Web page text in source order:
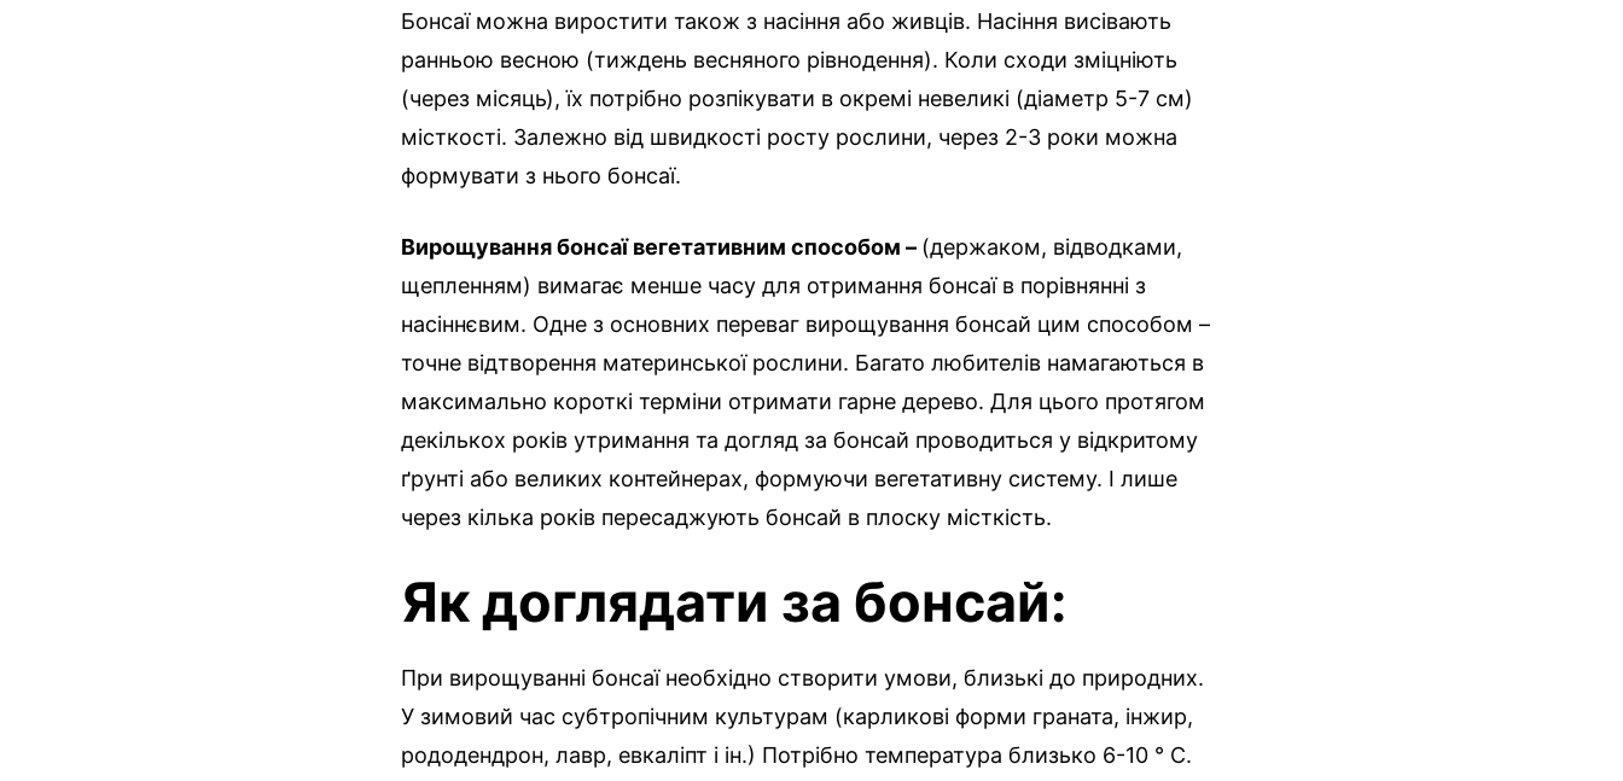
Бонсаї можна виростити також з насіння або живців. Насіння висівають
ранньою весною (тиждень весняного рівнодення). Коли сходи зміцніють
(через місяць), їх потрібно розпікувати в окремі невеликі (діаметр 5-7 см)
місткості. Залежно від швидкості росту рослини, через 2-3 роки можна
формувати з нього бонсаї.
Вирощування бонсаї вегетативним способом – (держаком, відводками,
щепленням) вимагає менше часу для отримання бонсаї в порівнянні з
насіннєвим. Одне з основних переваг вирощування бонсай цим способом –
точне відтворення материнської рослини. Багато любителів намагаються в
максимально короткі терміни отримати гарне дерево. Для цього протягом
декількох років утримання та догляд за бонсай проводиться у відкритому
ґрунті або великих контейнерах, формуючи вегетативну систему. І лише
через кілька років пересаджують бонсай в плоску місткість.
Як доглядати за бонсай:
При вирощуванні бонсаї необхідно створити умови, близькі до природних.
У зимовий час субтропічним культурам (карликові форми граната, інжир,
рододендрон, лавр, евкаліпт і ін.) Потрібно температура близько 6-10 ° С.